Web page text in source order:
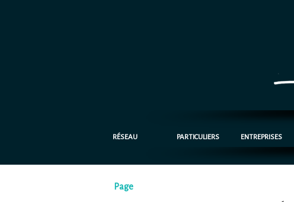
RÉSEAU PARTICULIERS ENTREPRISES
Page